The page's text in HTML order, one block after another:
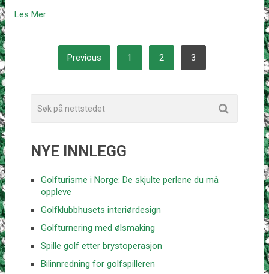
Les Mer
POSTS
PAGINATION
Previous 1 2 3
NYE INNLEGG
Golfturisme i Norge: De skjulte perlene du må
oppleve
Golfklubbhusets interiørdesign
Golfturnering med ølsmaking
Spille golf etter brystoperasjon
Bilinnredning for golfspilleren